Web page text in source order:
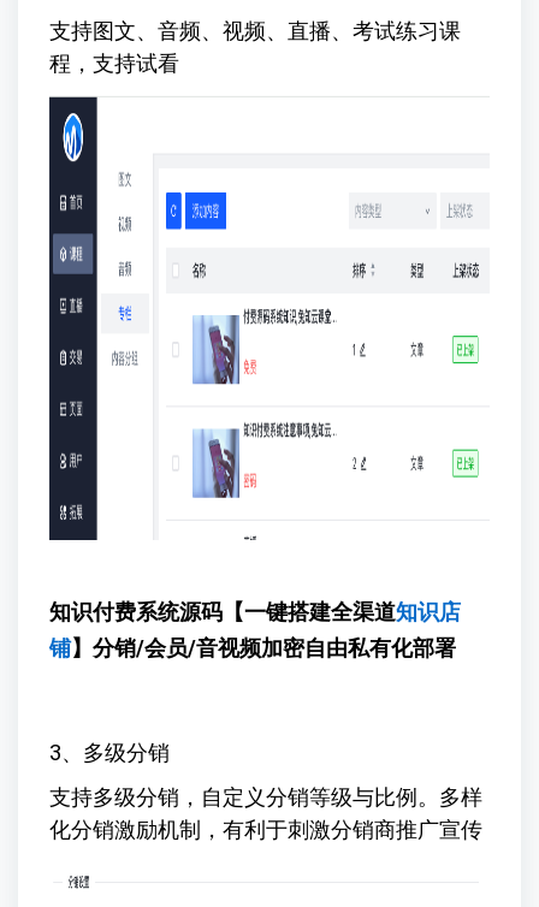
支持图文、音频、视频、直播、考试练习课
程，支持试看
知识付费系统源码【一键搭建全渠道知识店
铺】 分销/会员/音视频加密自由私有化部署
3、多级分销
支持多级分销，自定义分销等级与比例。多样
化分销激励机制，有利于刺激分销商推广宣传